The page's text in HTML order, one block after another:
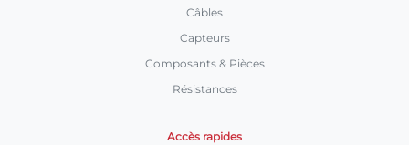
Câbles
Capteurs
Composants & Pièces
Résistances
Accès rapides